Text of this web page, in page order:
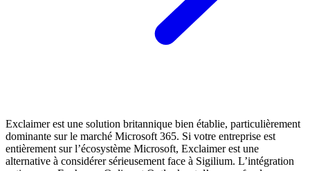
Exclaimer est une solution britannique bien établie, particulièrement
dominante sur le marché Microsoft 365. Si votre entreprise est
entièrement sur l’écosystème Microsoft, Exclaimer est une
alternative à considérer sérieusement face à Sigilium. L’intégration